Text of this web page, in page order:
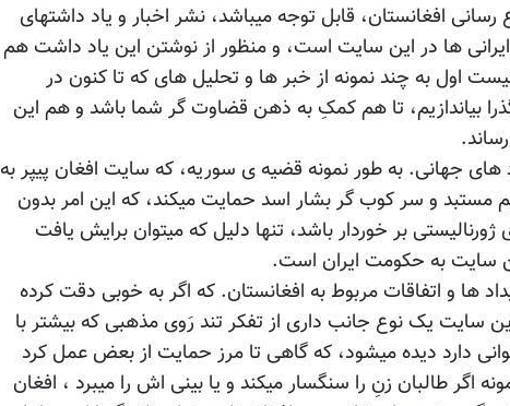
افغانستان، قابل توجه میباشد، نشر اخبار و یاد داشتهای
ها در این سایت است، و منظور از نوشتن این یاد داشت هم
اول به چند نمونه از خبر ها و تحلیل های که تا کنون در
بیاندازیم، تا هم کمکِ به ذهن قضاوت گر شما باشد و هم این
جهانی. به طور نمونه قضیه ی سوریه، که سایت افغان پیپر به
و سر کوب گر بشار اسد حمایت میکند، که این امر بدون
بر خوردار باشد، تنها دلیل که میتوان برایش یافت
سایت به حکومت ایران است.
ها و اتفاقات مربوط به افغانستان. که اگر به خوبی دقت کرده
سایت یک نوع جانب داری از تفکر تند رَوی مذهبی که بیشتر با
دارد دیده میشود، که گاهی تا مرز حمایت از بعض عمل کرد
اگر طالبان زنِ را سنگسار میکند و یا بینی اش را میبرد ، افغان